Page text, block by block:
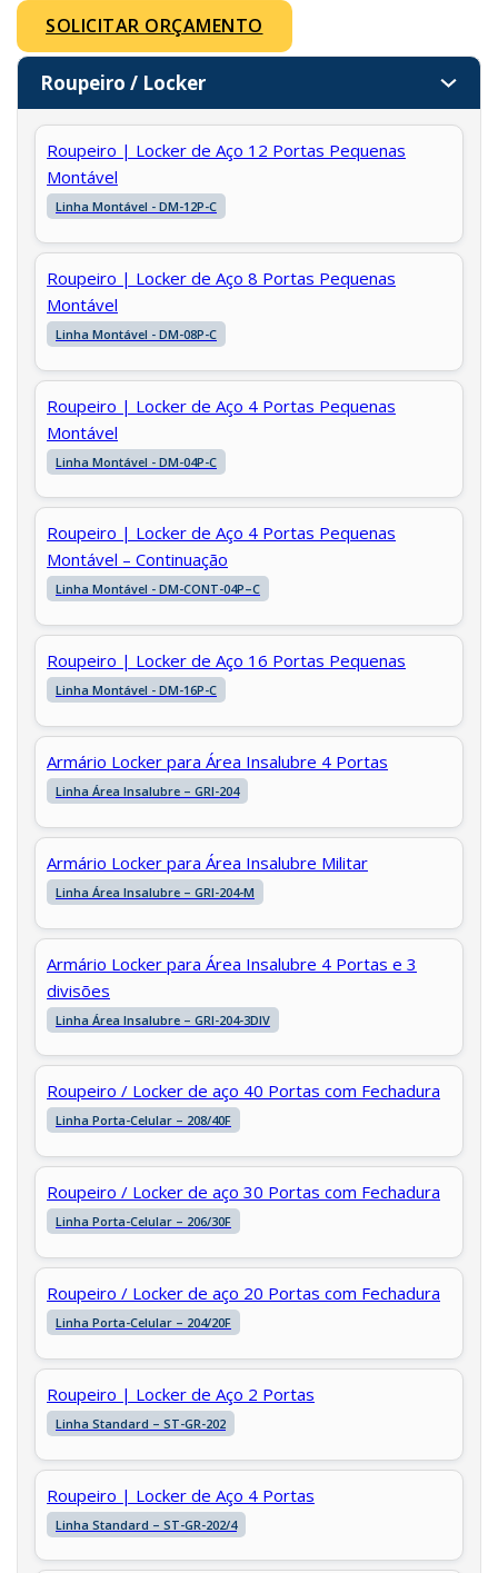
Roupeiro / Locker
Roupeiro | Locker de Aço 12 Portas Pequenas
Montável
Linha Montável - DM-12P-C
Roupeiro | Locker de Aço 8 Portas Pequenas
Montável
Linha Montável - DM-08P-C
Roupeiro | Locker de Aço 4 Portas Pequenas
Montável
Linha Montável - DM-04P-C
Roupeiro | Locker de Aço 4 Portas Pequenas
Montável – Continuação
Linha Montável - DM-CONT-04P–C
Roupeiro | Locker de Aço 16 Portas Pequenas
Linha Montável - DM-16P-C
Armário Locker para Área Insalubre 4 Portas
Linha Área Insalubre – GRI-204
Armário Locker para Área Insalubre Militar
Linha Área Insalubre – GRI-204-M
Armário Locker para Área Insalubre 4 Portas e 3
divisões
Linha Área Insalubre – GRI-204-3DIV
Roupeiro / Locker de aço 40 Portas com Fechadura
Linha Porta-Celular – 208/40F
Roupeiro / Locker de aço 30 Portas com Fechadura
Linha Porta-Celular – 206/30F
Roupeiro / Locker de aço 20 Portas com Fechadura
Linha Porta-Celular – 204/20F
Roupeiro | Locker de Aço 2 Portas
Linha Standard – ST-GR-202
Roupeiro | Locker de Aço 4 Portas
Linha Standard – ST-GR-202/4
SOLICITAR ORÇAMENTO